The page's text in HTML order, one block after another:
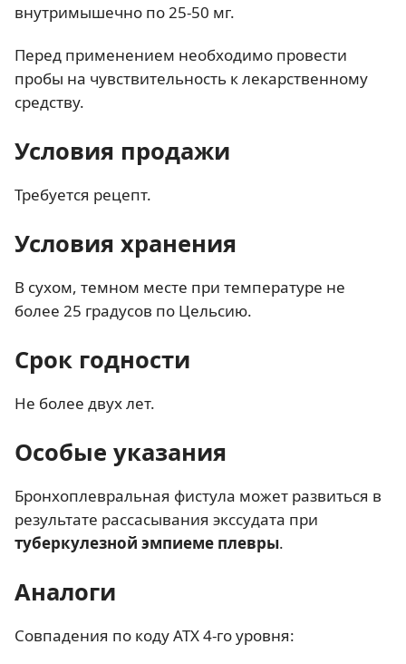
внутримышечно по 25-50 мг.
Перед применением необходимо провести
пробы на чувствительность к лекарственному
средству.
Условия продажи
Требуется рецепт.
Условия хранения
В сухом, темном месте при температуре не
более 25 градусов по Цельсию.
Срок годности
Не более двух лет.
Особые указания
Бронхоплевральная фистула может развиться в
результате рассасывания экссудата при
туберкулезной эмпиеме плевры.
Аналоги
Совпадения по коду АТХ 4-го уровня: